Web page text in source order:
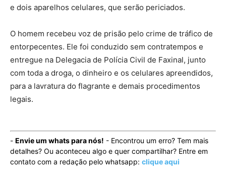
e dois aparelhos celulares, que serão periciados.
O homem recebeu voz de prisão pelo crime de tráfico de
entorpecentes. Ele foi conduzido sem contratempos e
entregue na Delegacia de Polícia Civil de Faxinal, junto
com toda a droga, o dinheiro e os celulares apreendidos,
para a lavratura do flagrante e demais procedimentos
legais.
- Envie um whats para nós! - Encontrou um erro? Tem mais
detalhes? Ou aconteceu algo e quer compartilhar? Entre em
contato com a redação pelo whatsapp: clique aqui